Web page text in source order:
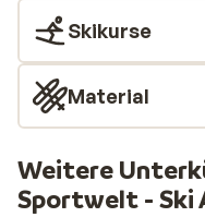
Skikurse
Material
Weitere
Sportwelt - Ski